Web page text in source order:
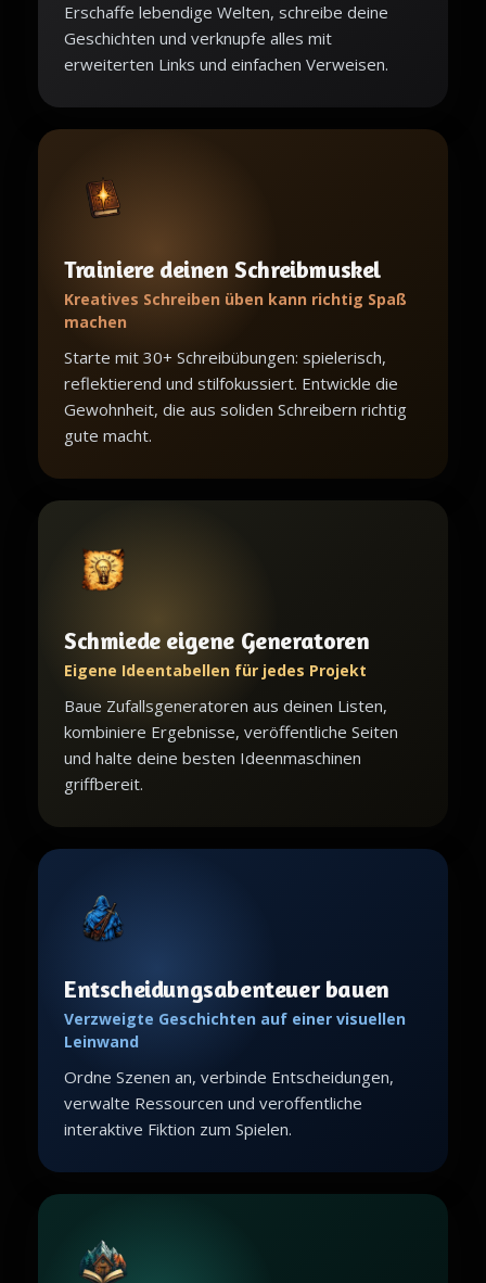
Erschaffe lebendige Welten, schreibe deine
Geschichten und verknupfe alles mit
erweiterten Links und einfachen Verweisen.
Trainiere deinen Schreibmuskel
Kreatives Schreiben üben kann richtig Spaß
machen
Starte mit 30+ Schreibübungen: spielerisch,
reflektierend und stilfokussiert. Entwickle die
Gewohnheit, die aus soliden Schreibern richtig
gute macht.
Schmiede eigene Generatoren
Eigene Ideentabellen für jedes Projekt
Baue Zufallsgeneratoren aus deinen Listen,
kombiniere Ergebnisse, veröffentliche Seiten
und halte deine besten Ideenmaschinen
griffbereit.
Entscheidungsabenteuer bauen
Verzweigte Geschichten auf einer visuellen
Leinwand
Ordne Szenen an, verbinde Entscheidungen,
verwalte Ressourcen und veroffentliche
interaktive Fiktion zum Spielen.